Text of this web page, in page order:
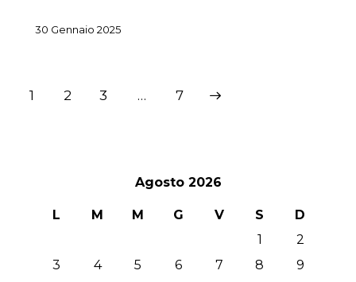
30 Gennaio 2025
Paginazione
Page
1 Page
2 Page
3 … Page
7
>
Agosto 2026
L M M G V S
D
1
2
3
4 5 6 7 8
9